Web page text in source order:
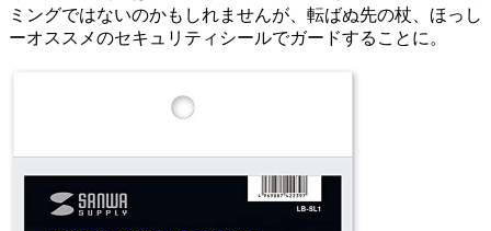
ミングではないのかもしれませんが、転ばぬ先の杖、ほっし
ーオススメのセキュリティシールでガードすることに。